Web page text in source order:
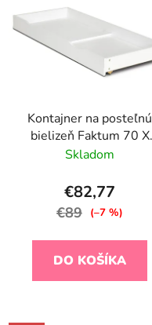
Kontajner na posteľnú
bielizeň Faktum 70 X
140 cm, biely
Skladom
€82,77
€89 (–7 %)
DO KOŠÍKA